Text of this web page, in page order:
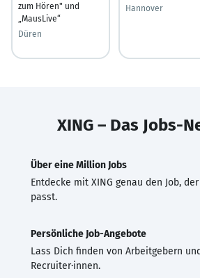
zum Hören" und
„MausLive“
Düren
Hannover
XING – Das Jobs-
Über eine Million Jobs
Entdecke mit XING genau den Job,
passt.
Persönliche Job-Angebote
Lass Dich finden von Arbeitgebern
Recruiter·innen.